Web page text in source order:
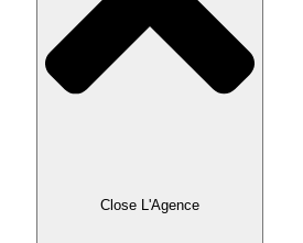
Close L'Agence